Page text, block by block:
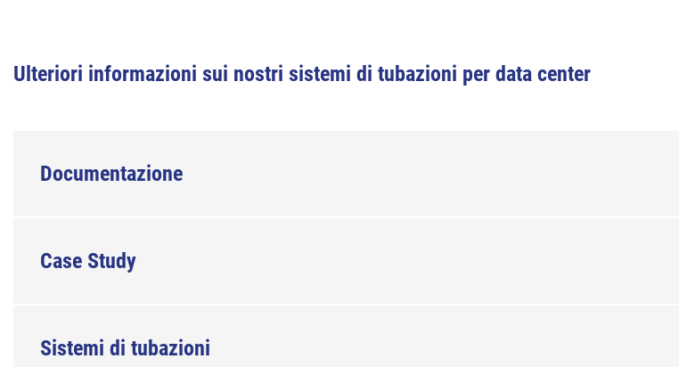
Ulteriori informazioni sui nostri sistemi di tubazioni per data center
Documentazione
Case Study
Sistemi di tubazioni